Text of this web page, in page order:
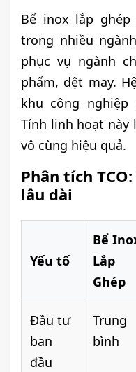
Bể inox lắp
trong nhiều
phục vụ ngành
phẩm, dệt may.
khu công
Tính linh hoạt này
vô cùng hiệu quả.
Phân tích
lâu dài
Yếu tố
Bể
Lắp
Ghép
Đầu tư
ban
đầu
Trung
bình